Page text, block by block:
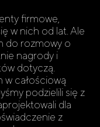
firmowe,
w nich od lat. Ale
do rozmowy o
nagrody i
dotyczą.
w całościową
podzielili się z
dla
z